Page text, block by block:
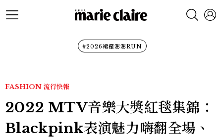
#2026裙襬澎澎RUN
FASHION 流行快報
2022 MTV音樂大獎紅毯集錦：
Blackpink表演魅力嗨翻全場、